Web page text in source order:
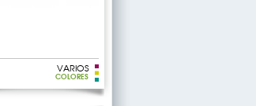
VARIOS
COLORES